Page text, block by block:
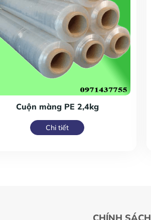
Cuộn màng PE 2,4kg
Chi tiết